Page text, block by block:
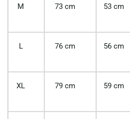
M 73 cm 53 cm
L 76 cm 56 cm
XL 79 cm 59 cm